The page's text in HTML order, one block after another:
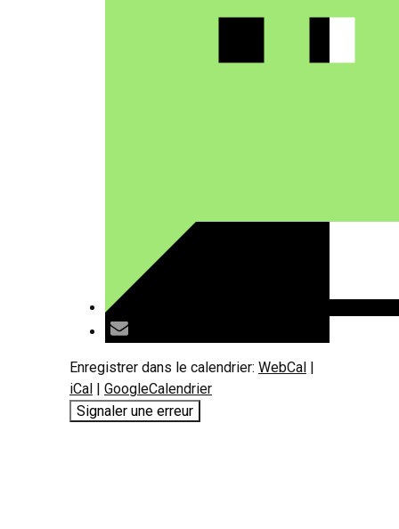
Enregistrer dans le calendrier: WebCal |
iCal | GoogleCalendrier
Signaler une erreur